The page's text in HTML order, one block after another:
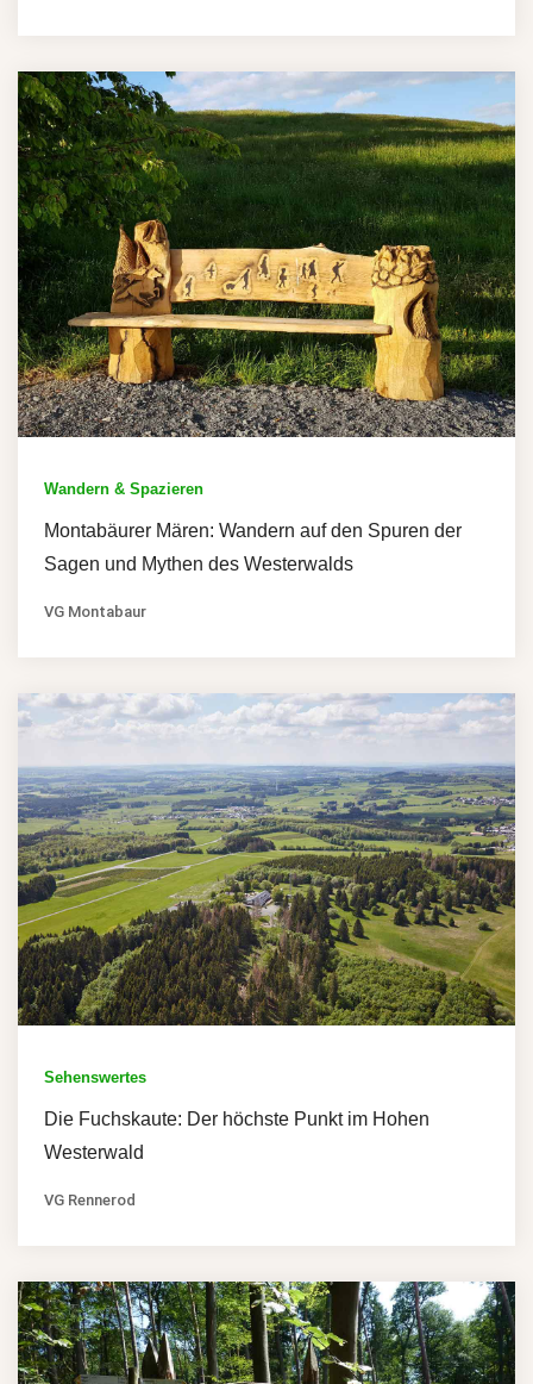
Wandern & Spazieren
Montabäurer Mären: Wandern auf den Spuren der
Sagen und Mythen des Westerwalds
VG Montabaur
Sehenswertes
Die Fuchskaute: Der höchste Punkt im Hohen
Westerwald
VG Rennerod